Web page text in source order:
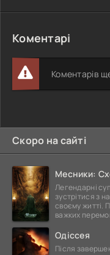
Коментарі
Коментарів
Скоро на сайті
Месники:
Легендарні
зустрітися з
своєму житті.
важких
Одіссея
Після